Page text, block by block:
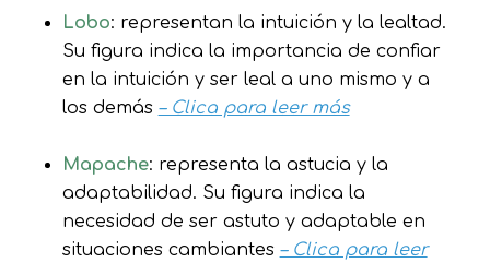
Lobo: representan la intuición y la lealtad.
Su figura indica la importancia de confiar
en la intuición y ser leal a uno mismo y a
los demás – Clica para leer más
Mapache: representa la astucia y la
adaptabilidad. Su figura indica la
necesidad de ser astuto y adaptable en
situaciones cambiantes – Clica para leer